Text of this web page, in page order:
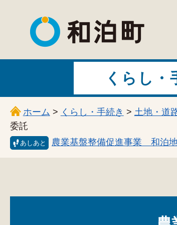
和泊町
くらし・
ホーム > くらし・手続き > 土地・道
委託
あしあと 農業基盤整備促進事業 和泊